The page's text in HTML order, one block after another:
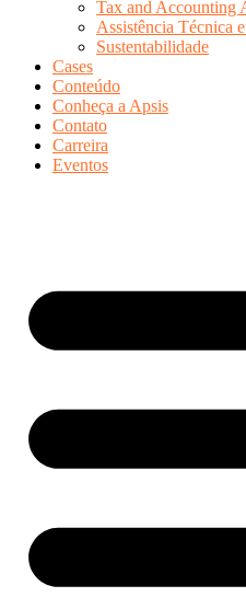
Tax and Accounting
Assistência Técnica
Sustentabilidade
Cases
Conteúdo
Conheça a Apsis
Contato
Carreira
Eventos